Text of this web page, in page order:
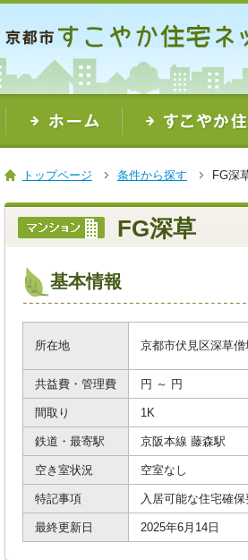
本
ま
で
ッ
トップページ 条件から探す FG深
FG深草
基本情報
所在地 京都市伏見区深草僧
共益費・管理費 円 ～ 円
間取り 1K
鉄道・最寄駅 京阪本線 藤森駅
空き室状況 空室なし
特記事項 入居可能な住宅確
最終更新日 2025年6月14日